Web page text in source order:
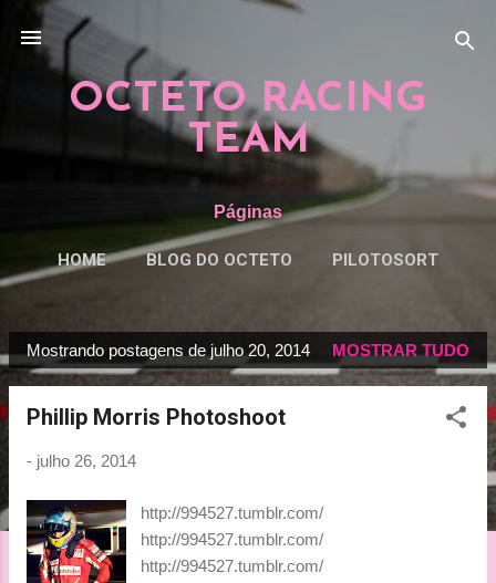
OCTETO RACING
TEAM
Páginas
HOME BLOG DO OCTETO PILOTOSORT
P
o
Mostrando postagens de julho 20, 2014 MOSTRAR TUDO
Phillip Morris Photoshoot
- julho 26, 2014
http://994527.tumblr.com/
http://994527.tumblr.com/
http://994527.tumblr.com/